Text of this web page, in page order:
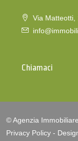
Via Matteotti,
Chiamaci
© Agenzia
Privacy Policy -